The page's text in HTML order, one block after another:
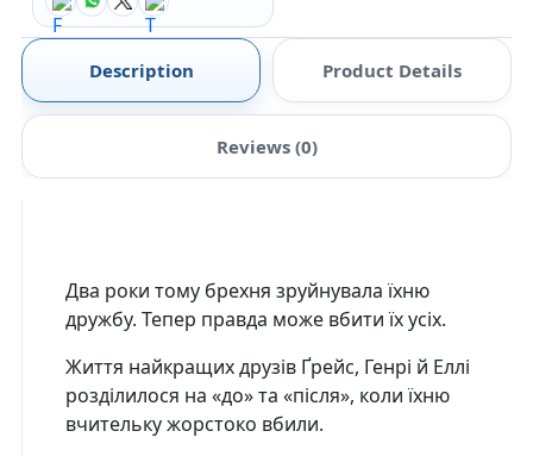
Description Product Details
Reviews (0)
Два роки тому брехня зруйнувала їхню
дружбу. Тепер правда може вбити їх усіх.
Життя найкращих друзів Ґрейс, Генрі й Еллі
розділилося на «до» та «після», коли їхню
вчительку жорстоко вбили.